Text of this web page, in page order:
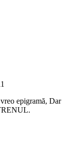
epigramă, Dar